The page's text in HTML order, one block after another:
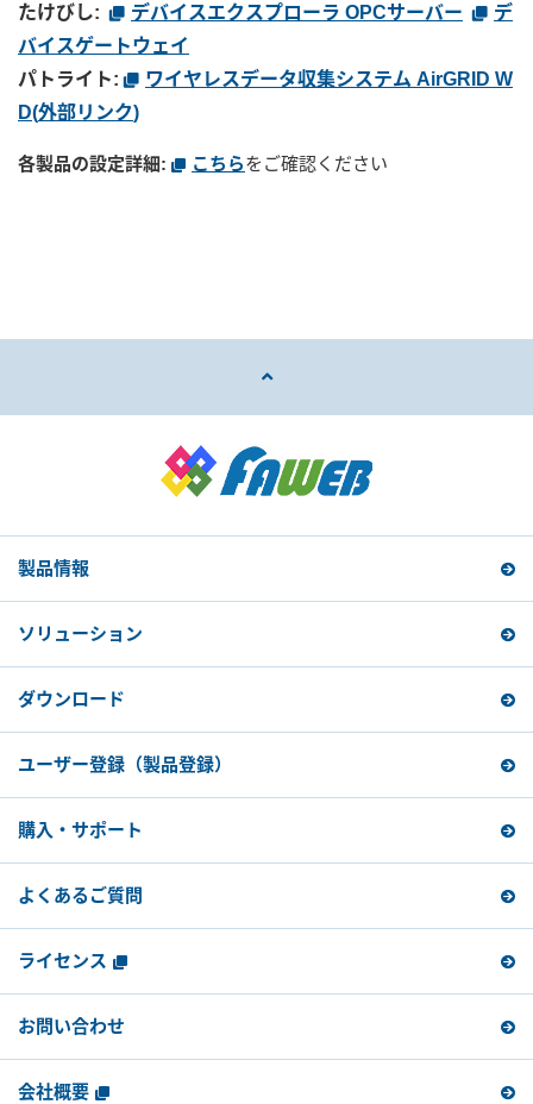
たけびし: デバイスエクスプローラ OPCサーバー
デ
バイスゲートウェイ
パトライト:
ワイヤレスデータ収集システム AirGRID W
D(外部リンク)
各製品の設定詳細: こちらをご確認ください
製品情報
ソリューション
ダウンロード
ユーザー登録 （製品登録）
購入・サポート
よくあるご質問
ライセンス
お問い合わせ
会社概要